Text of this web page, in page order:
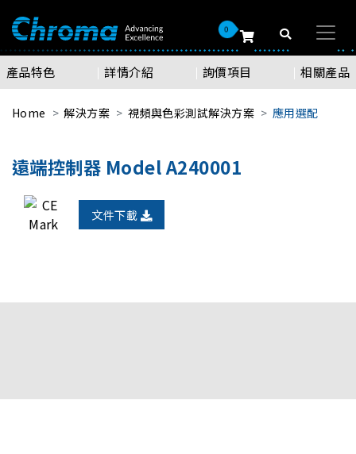
0
產品特色 詳情介紹 詢價項目 相關產品
Home 解決方案 視頻與色彩測試解決方案 應用選配
遠端控制器 Model A240001
文件下載